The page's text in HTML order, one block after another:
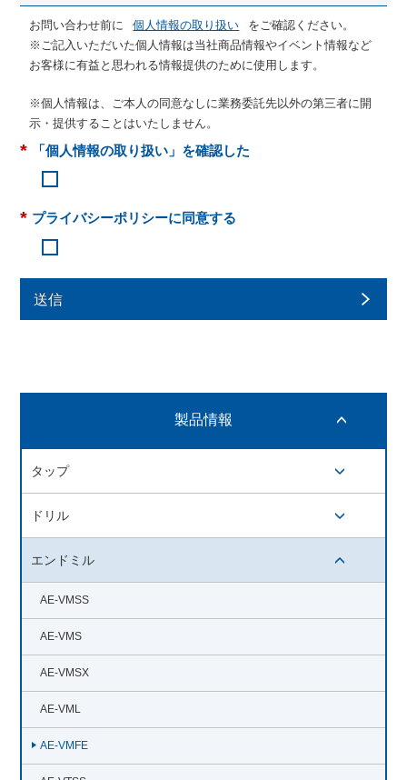
お問い合わせ前に 個人情報の取り扱い
をご確認ください。
※ご記入いただいた個人情報は当社商品情報やイベント情報など
お客様に有益と思われる情報提供のために使用します。
※個人情報は、ご本人の同意なしに業務委託先以外の第三者に開
示・提供することはいたしません。
* 「個人情報の取り扱い」を確認した
* プライバシーポリシーに同意する
送信
製品情報
タップ
ドリル
エンドミル
AE-VMSS
AE-VMS
AE-VMSX
AE-VML
AE-VMFE